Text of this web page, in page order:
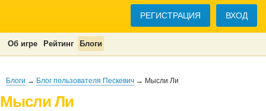
РЕГИСТРАЦИЯ ВХОД
Об игре Рейтинг Блоги
Блоги → Блог пользователя Пескевич → Мысли Ли
Мысли Ли